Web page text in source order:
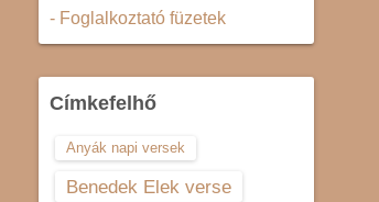
- Foglalkoztató füzetek
Címkefelhő
Anyák napi versek
Benedek Elek verse